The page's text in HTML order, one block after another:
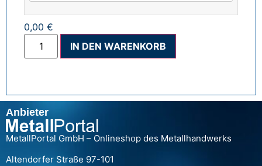
0,00 €
IN DEN WARENKORB
Anbieter
MetallPortal GmbH – Onlineshop des Metallhandwerks
Altendorfer Straße 97-101